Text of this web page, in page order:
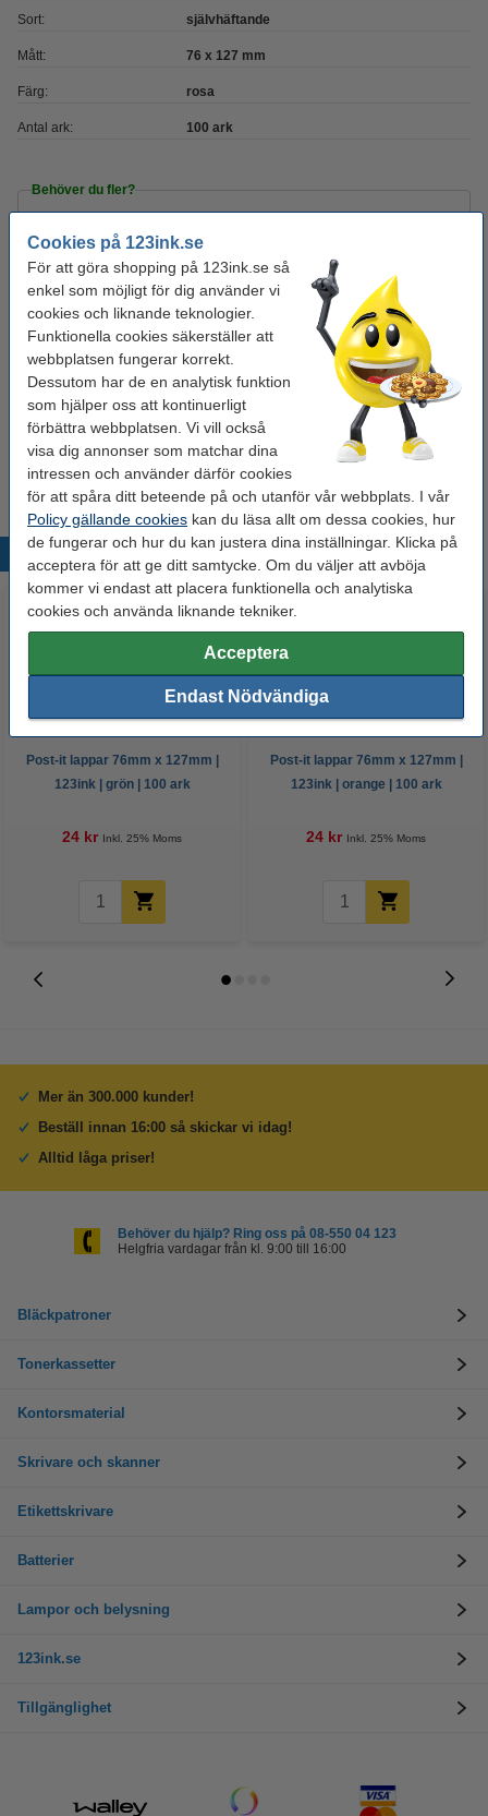
Cookies på 123ink.se
För att göra shopping på 123ink.se så
enkel som möjligt för dig använder vi
cookies och liknande teknologier.
Funktionella cookies säkerställer att
webbplatsen fungerar korrekt.
Dessutom har de en analytisk funktion
som hjälper oss att kontinuerligt
förbättra webbplatsen. Vi vill också
visa dig annonser som matchar dina
intressen och använder därför cookies
för att spåra ditt beteende på och utanför vår webbplats. I vår
Policy gällande cookies kan du läsa allt om dessa cookies, hur
de fungerar och hur du kan justera dina inställningar. Klicka på
acceptera för att ge ditt samtycke. Om du väljer att avböja
kommer vi endast att placera funktionella och analytiska
cookies och använda liknande tekniker.
Acceptera
Endast Nödvändiga
Sort: självhäftande
Mått: 76 x 127 mm
Färg: rosa
Antal ark: 100 ark
Behöver du fler?
Köp12st för endast
225 kr
Tips! Köp med pennor!
Bläckpenna | 123ink | gul | 10st
40 kr
Kulspetspenna | Pentel Energel BL107 | blå
29 kr
Populära produkter
Post-it lappar 76mm x 127mm |
123ink | grön | 100 ark
24 kr Inkl. 25% Moms
Post-it lappar 76mm x 127mm |
123ink | orange | 100 ark
24 kr Inkl. 25% Moms
Mer än 300.000 kunder!
Beställ innan 16:00 så skickar vi idag!
Alltid låga priser!
Behöver du hjälp? Ring oss på 08-550 04 123
Helgfria vardagar från kl. 9:00 till 16:00
Bläckpatroner
Tonerkassetter
Kontorsmaterial
Skrivare och skanner
Etikettskrivare
Batterier
Lampor och belysning
123ink.se
Tillgänglighet